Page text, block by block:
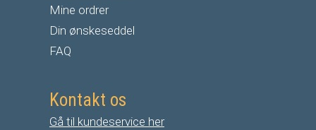
Mine ordrer
Din ønskeseddel
FAQ
Kontakt os
Gå til kundeservice her